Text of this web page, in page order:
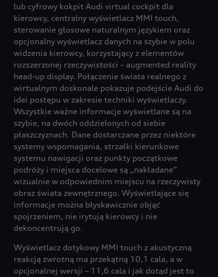
lub cyfrowy kokpit Audi virtual cockpit dla
kierowcy, centralny wyświetlacz MMI touch,
sterowanie głosowe naturalnym językiem oraz
opcjonalny wyświetlacz danych na szybie w polu
widzenia kierowcy, korzystający z elementów
rozszerzonej rzeczywistości – augmented reality
head-up display. Połączenie świata realnego z
wirtualnym doskonale pokazuje podejście Audi do
idei postępu w zakresie techniki wyświetlaczy.
Wszystkie ważne informacje wyświetlane są na
szybie, na dwóch oddzielonych od siebie
płaszczyznach. Dane dostarczane przez niektóre
systemy wspomagania, strzałki kierunkowe
systemu nawigacji oraz punkty początkowe
podróży i miejsca docelowe są „nakładane”
wizualnie w odpowiednim miejscu na rzeczywisty
obraz świata zewnętrznego. Wyświetlające się
informacje można błyskawicznie objąć
spojrzeniem, nie irytują kierowcy i nie
dekoncentrują go.
Wyświetlacz dotykowy MMI touch z akustyczną
reakcją zwrotną ma przekątną 10,1 cala, a w
opcjonalnej wersji – 11,6 cala i jak dotąd jest to